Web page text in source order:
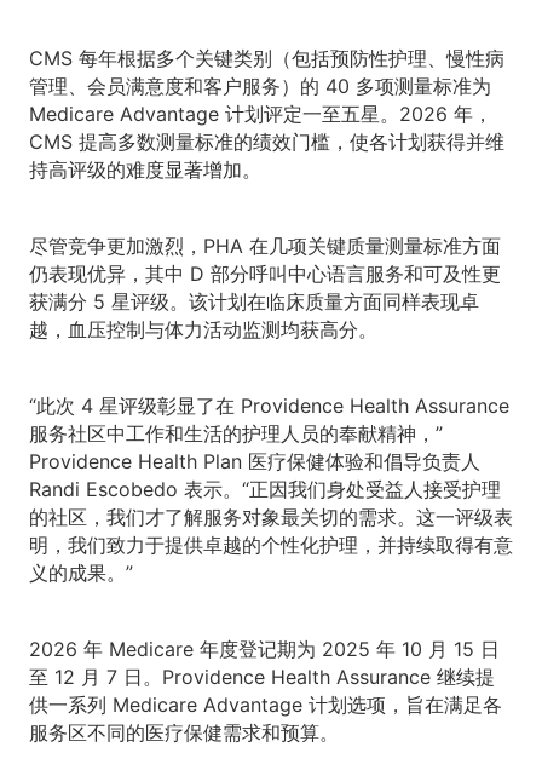
CMS 每年根据多个关键类别（包括预防性护理、慢性病
管理、会员满意度和客户服务）的 40 多项测量标准为
Medicare Advantage 计划评定一至五星。2026 年，
CMS 提高多数测量标准的绩效门槛，使各计划获得并维
持高评级的难度显著增加。
尽管竞争更加激烈，PHA 在几项关键质量测量标准方面
仍表现优异，其中 D 部分呼叫中心语言服务和可及性更
获满分 5 星评级。该计划在临床质量方面同样表现卓
越，血压控制与体力活动监测均获高分。
“此次 4 星评级彰显了在 Providence Health Assurance
服务社区中工作和生活的护理人员的奉献精神，”
Providence Health Plan 医疗保健体验和倡导负责人
Randi Escobedo 表示。“正因我们身处受益人接受护理
的社区，我们才了解服务对象最关切的需求。这一评级表
明，我们致力于提供卓越的个性化护理，并持续取得有意
义的成果。”
2026 年 Medicare 年度登记期为 2025 年 10 月 15 日
至 12 月 7 日。Providence Health Assurance 继续提
供一系列 Medicare Advantage 计划选项，旨在满足各
服务区不同的医疗保健需求和预算。